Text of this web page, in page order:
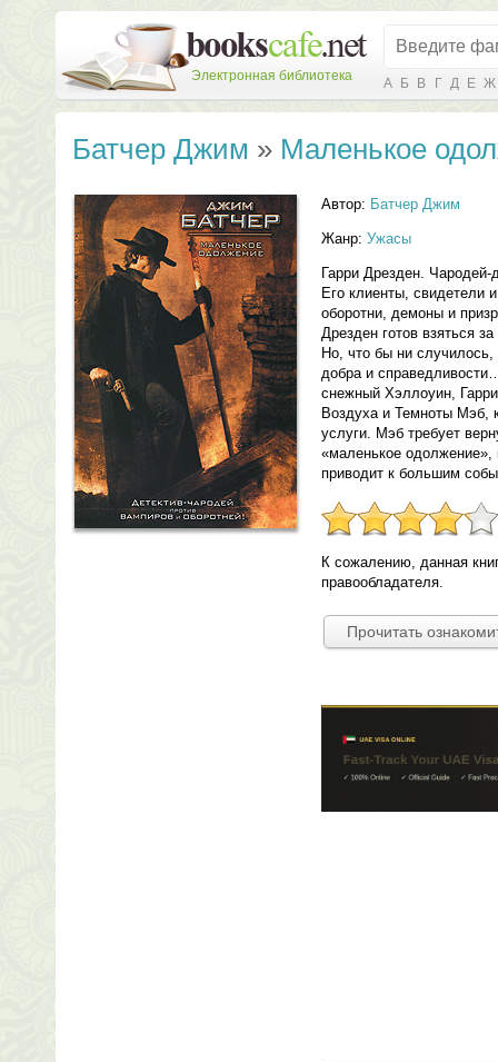
Электронная библиотека А Б В Г Д Е Ж
Батчер Джим » Маленькое
Автор: Батчер Джим
Жанр: Ужасы
Гарри Дрезден. Чародей-
Его клиенты,
оборотни, демоны и
Дрезден готов взяться
Но, что бы ни случилось,
добра и
снежный Хэллоуин,
Воздуха и Темноты Мэб,
услуги. Мэб требует
«маленькое одолжение»,
приводит к большим
К сожалению, данная
правообладателя.
Прочитать